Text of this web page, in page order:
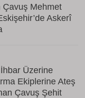
Çavuş Mehmet
Askerî
Üzerine
Ekiplerine Ateş
Çavuş Şehit